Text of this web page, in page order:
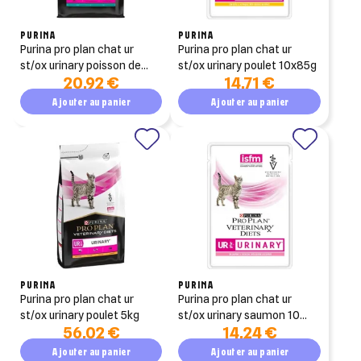
PURINA
purina pro plan chat ur
st/ox urinary poisson de
l'océan 1.5kg20,92 €
Ajouter au panier
PURINA
purina pro plan chat ur
st/ox urinary poulet 10x85g
14,71 €
Ajouter au panier
PURINA
purina pro plan chat ur
st/ox urinary poulet 5kg
56,02 €
Ajouter au panier
PURINA
purina pro plan chat ur
st/ox urinary saumon 10
sachets de 85g
14,24 €
Ajouter au panier